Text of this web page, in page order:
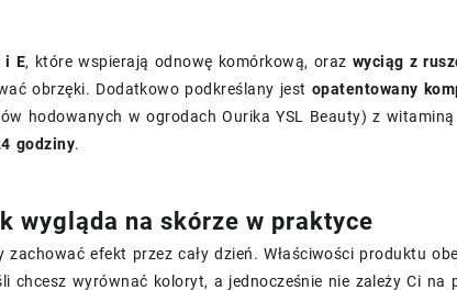
i E, które wspierają odnowę komórkową, oraz wyciąg z
obrzęki. Dodatkowo podkreślany jest opatentowany
hodowanych w ogrodach Ourika YSL Beauty) z
godziny.
wygląda na skórze w praktyce
zachować efekt przez cały dzień. Właściwości produktu
chcesz wyrównać koloryt, a jednocześnie nie zależy Ci na